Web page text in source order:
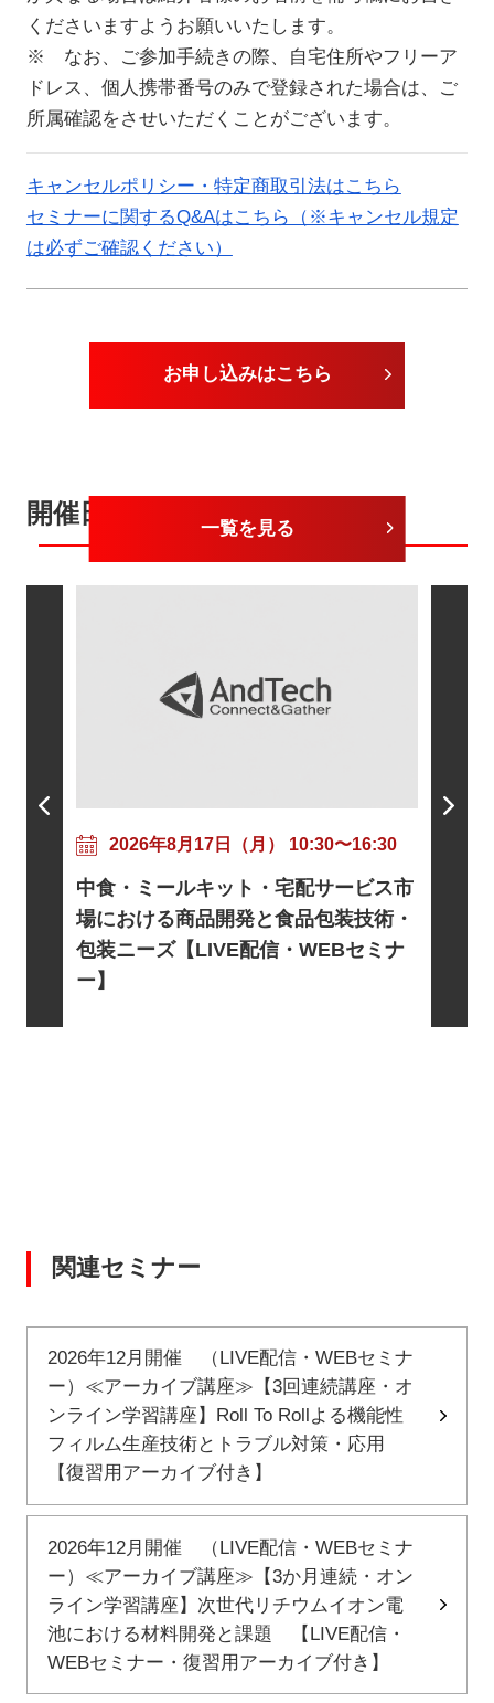
くださいますようお願いいたします。
※ なお、ご参加手続きの際、自宅住所やフリーア
ドレス、個人携帯番号のみで登録された場合は、ご
所属確認をさせいただくことがございます。
キャンセルポリシー・特定商取引法はこちら
セミナーに関するQ&Aはこちら（※キャンセル規定
は必ずご確認ください）
お申し込みはこちら
開催日が近いセミナー
一覧を見る
2026年8月17日（月） 10:30〜16:30
中食・ミールキット・宅配サービス市
場における商品開発と食品包装技術・
包装ニーズ【LIVE配信・WEBセミナ
ー】
関連セミナー
2026年12月開催 （LIVE配信・WEBセミナ
ー）≪アーカイブ講座≫【3回連続講座・オ
ンライン学習講座】Roll To Rollよる機能性
フィルム生産技術とトラブル対策・応用
【復習用アーカイブ付き】
2026年12月開催 （LIVE配信・WEBセミナ
ー）≪アーカイブ講座≫【3か月連続・オン
ライン学習講座】次世代リチウムイオン電
池における材料開発と課題 【LIVE配信・
WEBセミナー・復習用アーカイブ付き】